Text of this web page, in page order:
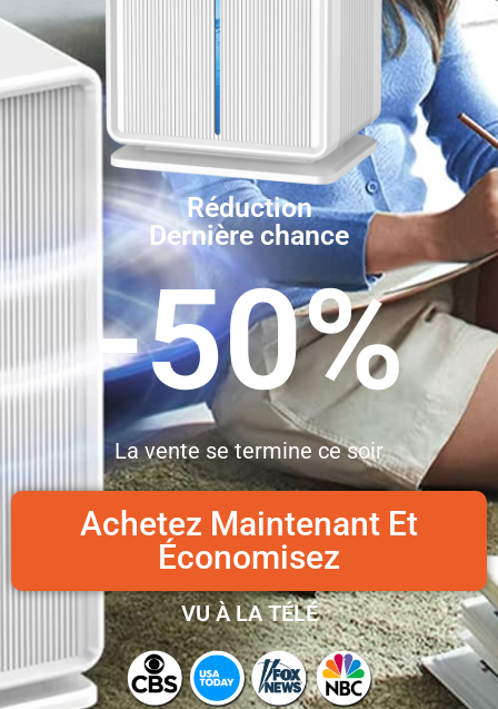
Réduction
Dernière chance
-50%
La vente se termine ce soir
Achetez Maintenant Et
Économisez
VU À LA TÉLÉ